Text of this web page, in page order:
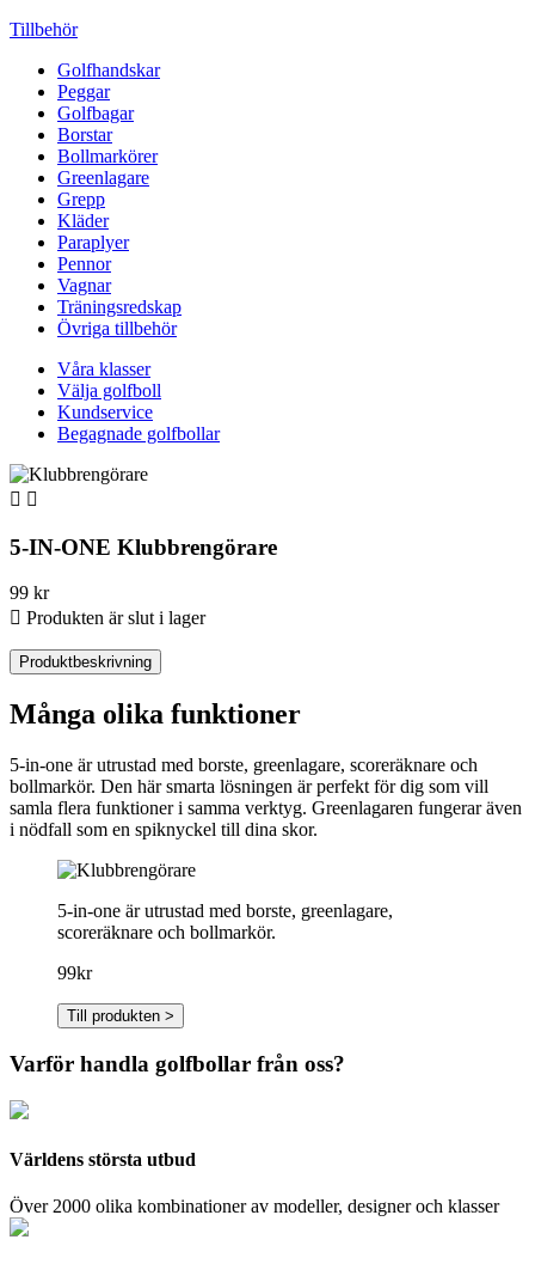
Tillbehör
Golfhandskar
Peggar
Golfbagar
Borstar
Bollmarkörer
Greenlagare
Grepp
Kläder
Paraplyer
Pennor
Vagnar
Träningsredskap
Övriga tillbehör
Våra klasser
Välja golfboll
Kundservice
Begagnade golfbollar
 
5-IN-ONE Klubbrengörare
99 kr
 Produkten är slut i lager
Produktbeskrivning
Många olika funktioner
5-in-one är utrustad med borste, greenlagare, scoreräknare och
bollmarkör. Den här smarta lösningen är perfekt för dig som vill
samla flera funktioner i samma verktyg. Greenlagaren fungerar även
i nödfall som en spiknyckel till dina skor.
5-in-one är utrustad med borste, greenlagare,
scoreräknare och bollmarkör.
99kr
Till produkten >
Varför handla golfbollar från oss?
Världens största utbud
Över 2000 olika kombinationer av modeller, designer och klasser